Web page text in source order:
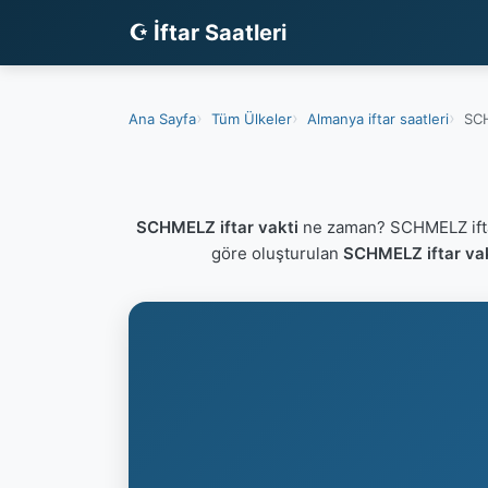
☪ İftar Saatleri
Ana Sayfa Tüm Ülkeler Almanya iftar saatleri
SCHMELZ iftar vakti ne zaman? SCHMELZ
göre oluşturulan SCHMELZ iftar